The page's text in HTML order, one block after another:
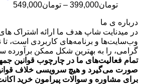
تومان399,000
– تومان549,000
تا
درباره ی ما
در میدنایت شاپ هدف ما ارائه اشتراک های
وب‌سایت‌ها و برنامه‌های کاربردی است، تا
گرامی، را به بهترین شکل ممکن برآورده
تمام فعالیت‌های ما در چارچوب قوانین
صورت می‌گیرد و هیچ سرویسی خلاف
برای مشاوره و سوالات پیرامون خرید